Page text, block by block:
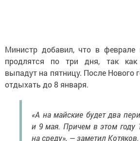
Министр добавил, что в
продлятся по три дня, так
выпадут на пятницу. После Нового
отдыхать до 8 января.
«А на майские будет два
и 9 мая. Причем в этом году
на среду», — заметил Котяков.